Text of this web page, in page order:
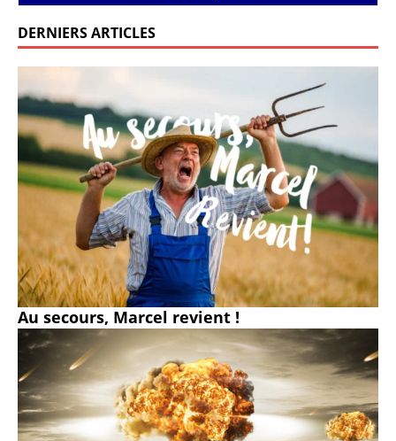
DERNIERS ARTICLES
Au secours, Marcel revient !